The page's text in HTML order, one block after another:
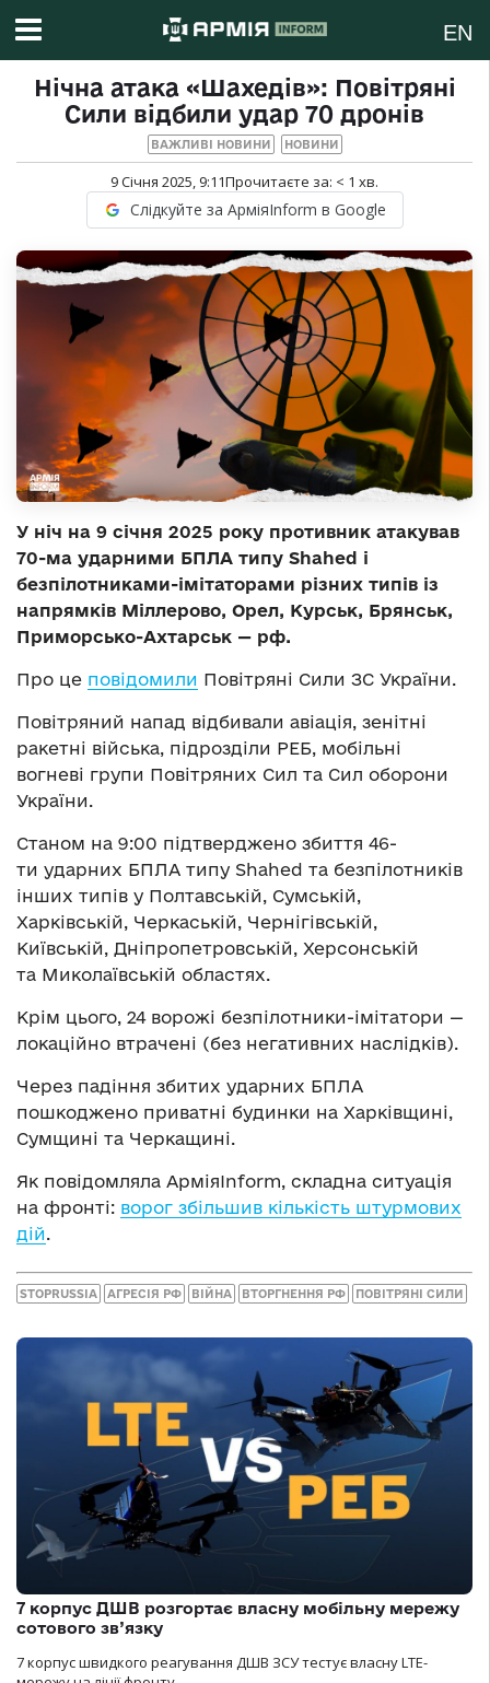
EN
Нічна атака «Шахедів»: Повітряні
Сили відбили удар 70 дронів
ВАЖЛИВІ НОВИНИ НОВИНИ
9 Січня 2025, 9:11Прочитаєте за: < 1 хв.
Слідкуйте за АрміяInform в Google
У ніч на 9 січня 2025 року противник атакував
70-ма ударними БПЛА типу Shahed і
безпілотниками-імітаторами різних типів із
напрямків Міллерово, Орел, Курськ, Брянськ,
Приморсько-Ахтарськ — рф.
Про це повідомили Повітряні Сили ЗС України.
Повітряний напад відбивали авіація, зенітні
ракетні війська, підрозділи РЕБ, мобільні
вогневі групи Повітряних Сил та Сил оборони
України.
Станом на 9:00 підтверджено збиття 46-
ти ударних БПЛА типу Shahed та безпілотників
інших типів у Полтавській, Сумській,
Харківській, Черкаській, Чернігівській,
Київській, Дніпропетровській, Херсонській
та Миколаївській областях.
Крім цього, 24 ворожі безпілотники-імітатори —
локаційно втрачені (без негативних наслідків).
Через падіння збитих ударних БПЛА
пошкоджено приватні будинки на Харківщині,
Сумщині та Черкащині.
Як повідомляла АрміяInform, складна ситуація
на фронті: ворог збільшив кількість штурмових
дій.
STOPRUSSIA АГРЕСІЯ РФ ВІЙНА ВТОРГНЕННЯ РФ ПОВІТРЯНІ СИЛИ
7 корпус ДШВ розгортає власну мобільну мережу
сотового зв’язку
7 корпус швидкого реагування ДШВ ЗСУ тестує власну LTE-